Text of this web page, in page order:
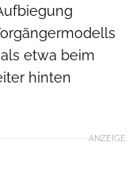
etwa beim
hinten
ANZEIGE